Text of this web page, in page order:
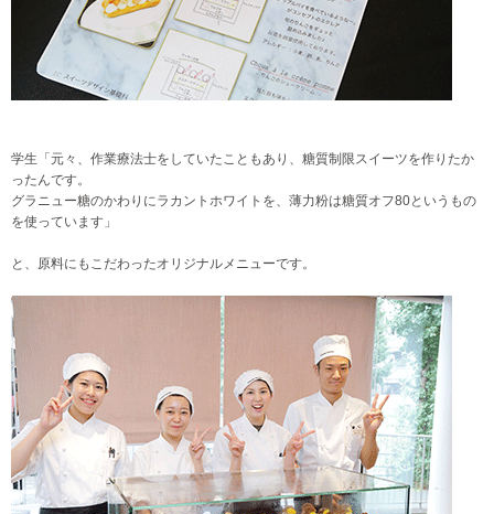
学生「元々、作業療法士をしていたこともあり、糖質制限スイーツを作りたか
ったんです。
グラニュー糖のかわりにラカントホワイトを、薄力粉は糖質オフ80というもの
を使っています」
と、原料にもこだわったオリジナルメニューです。